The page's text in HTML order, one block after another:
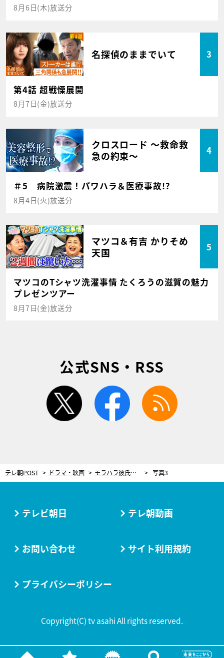
8月6日(木)放送分
名探偵のままでいて 3
第4話 超戦慄展開
8月7日(金)放送分
クロスロード ～救命救
急の約束～
4
＃5 病院激震！パワハラ＆医療事故!?
8月4日(火)放送分
マツコ＆有吉 かりそめ
天国
5
マツコのTシャツ洗濯事情 たくろうの滋賀の魅力
プレゼンツアー
8月7日(金)放送分
公式SNS・RSS
twitter facebook
テレ朝POST ドラマ・映画 モラハラ彼氏の“ありえない発言”にブチギレた従順彼女に共感の嵐「これは怒る」「さすがに怖いよね」＜顔に泥を塗る＞ 写真3
テレビ朝日 テレ朝動画
お問い合わせ サイト利用規約
プライバシーポリシー
Copyright(C) tv asahi All rights reserved.